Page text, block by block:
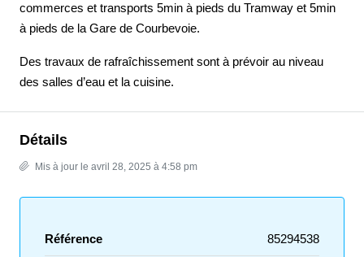
commerces et transports 5min à pieds du Tramway et 5min
à pieds de la Gare de Courbevoie.
Des travaux de rafraîchissement sont à prévoir au niveau
des salles d’eau et la cuisine.
Détails
Mis à jour le avril 28, 2025 à 4:58 pm
Référence 85294538